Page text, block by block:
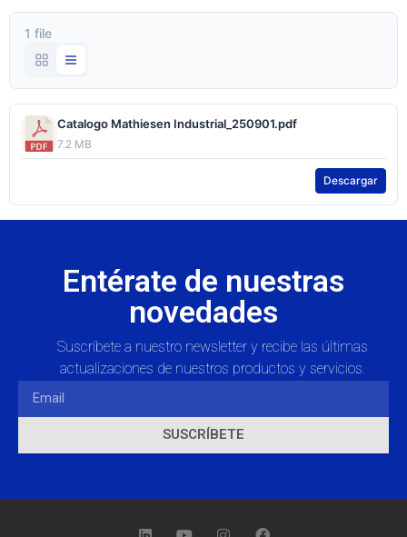
1 file
Catalogo Mathiesen Industrial_250901.pdf
7.2 MB
Descargar
Entérate de nuestras
novedades
Suscríbete a nuestro newsletter y recibe las últimas
actualizaciones de nuestros productos y servicios.
SUSCRÍBETE